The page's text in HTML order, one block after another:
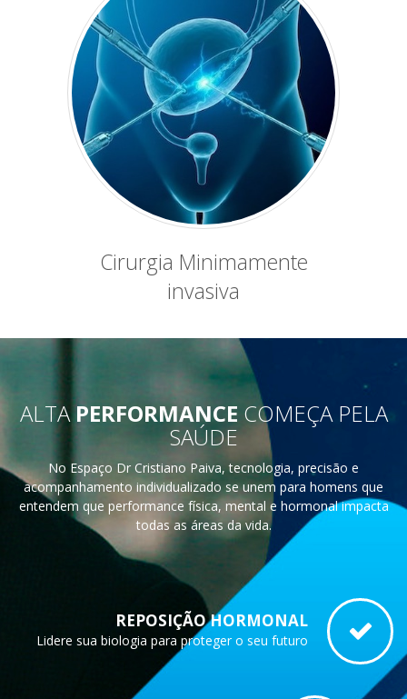
Cirurgia Minimamente
invasiva
ALTAPERFORMANCE COMEÇA PELA
SAÚDE
No Espaço Dr Cristiano Paiva, tecnologia, precisão e
acompanhamento individualizado se unem para homens que
entendem que performance física, mental e hormonal impacta
todas as áreas da vida.
REPOSIÇÃO HORMONAL
Lidere sua biologia para proteger o seu futuro